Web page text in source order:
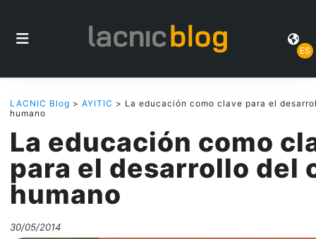
ES
LACNIC Blog > AYITIC > La educación como clave para el
humano
La educación como
para el desarrollo del
humano
30/05/2014